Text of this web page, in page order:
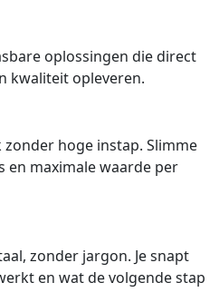
oplossingen die direct
kwaliteit opleveren.
hoge instap. Slimme
en maximale waarde per
zonder jargon. Je snapt
en wat de volgende stap